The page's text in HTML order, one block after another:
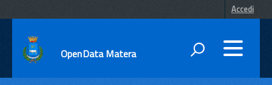
Accedi
OpenData Matera